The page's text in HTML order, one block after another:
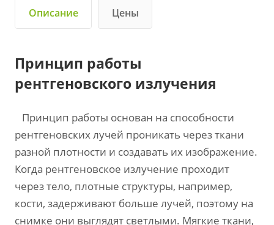
Описание Цены
Принцип работы
рентгеновского излучения
Принцип работы основан на способности
рентгеновских лучей проникать через ткани
разной плотности и создавать их изображение.
Когда рентгеновское излучение проходит
через тело, плотные структуры, например,
кости, задерживают больше лучей, поэтому на
снимке они выглядят светлыми. Мягкие ткани,